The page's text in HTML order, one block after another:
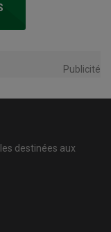
Publicité
destinées aux